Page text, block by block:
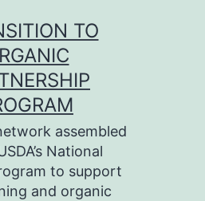
TO
assembled
National
to support
and organic